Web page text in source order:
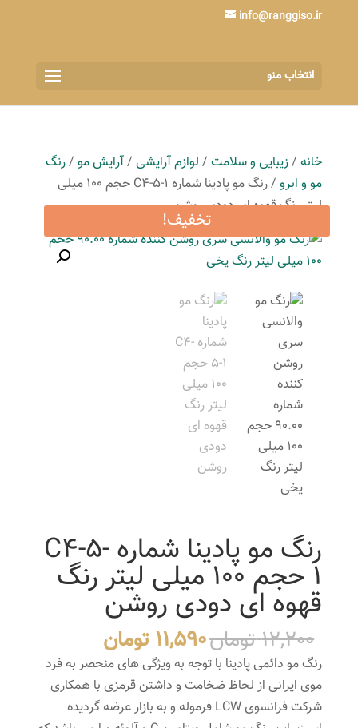
info@ranggiso.ir
انتخاب منو
خانه/زیبایی و سلامت/ لوازم آرایشی/آرایش مو/رنگ
مو و ابرو
/ رنگ مو پادینا شماره C4-5-1 حجم 100 میلی
لیتر رنگ قهوه ای دودی روشن
تخفیف!
رنگ مو پادینا شماره C4-5-
1 حجم 100 میلی لیتر رنگ
قهوه ای دودی روشن
12,200تومانقیمت
اصلی
12,200 تومان
بود.
11,590تومانقیمت
فعلی
11,590 تومان
است.
رنگ مو دائمی پادینا با توجه به ویژگی های منحصر به فرد
موی ایرانی از لحاظ ضخامت و داشتن قرمزی با همکاری
شرکت فرانسوی LCW فرموله و به بازار عرضه گردیده